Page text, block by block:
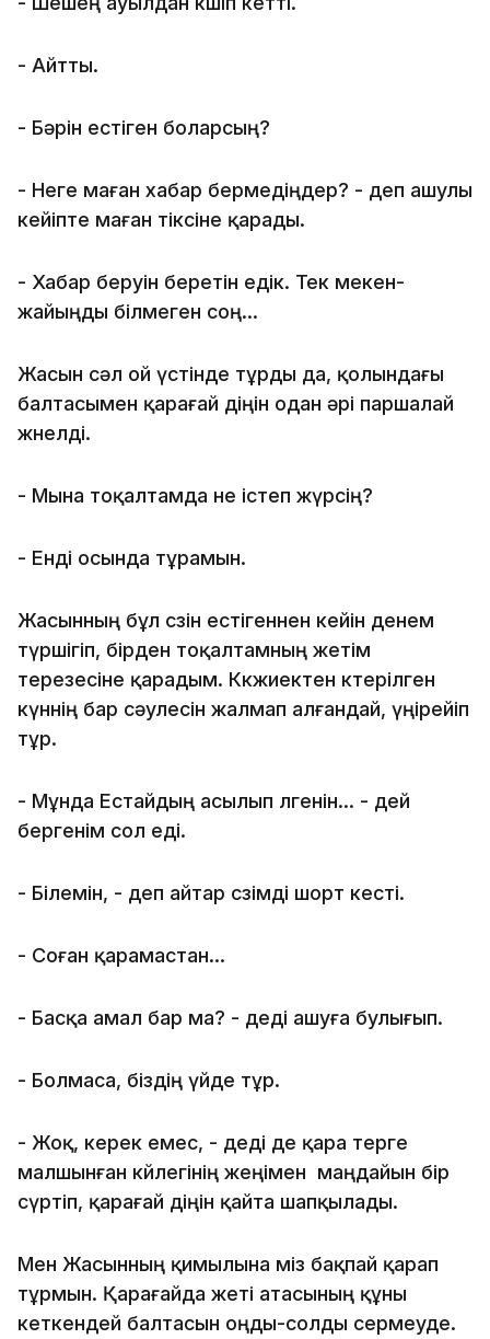
- Айтты.
- Бәрін естіген боларсың?
- Неге маған xабар бермедіңдер? - деп ашулы
кейіпте маған тіксіне қарады.
- Хабар беруін беретін едік. Тек мекен-
жайыңды білмеген соң...
Жасын сәл ой үстінде тұрды да, қолындағы
балтасымен қарағай діңін одан әрі паршалай
жөнелді.
- Мына тоқалтамда не істеп жүрсің?
- Енді осында тұрамын.
Жасынның бұл сөзін естігеннен кейін денем
түршігіп, бірден тоқалтамның жетім
терезесіне қарадым. Көкжиектен көтерілген
күннің бар сәулесін жалмап алғандай, үңірейіп
тұр.
- Мұнда Естайдың асылып өлгенін... - дей
бергенім сол еді.
- Білемін, - деп айтар сөзімді шорт кесті.
- Соған қарамастан...
- Басқа амал бар ма? - деді ашуға булығып.
- Болмаса, біздің үйде тұр.
- Жоқ, керек емес, - деді де қара терге
малшынған көйлегінің жеңімен маңдайын бір
сүртіп, қарағай діңін қайта шапқылады.
Мен Жасынның қимылына міз бақпай қарап
тұрмын. Қарағайда жеті атасының құны
кеткендей балтасын оңды-солды сермеуде.